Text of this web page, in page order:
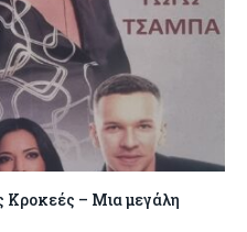
Κροκεές – Μια μεγάλη